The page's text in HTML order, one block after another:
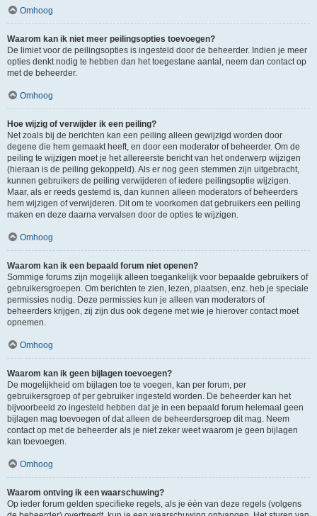
Omhoog
Waarom kan ik niet meer peilingsopties toevoegen?
De limiet voor de peilingsopties is ingesteld door de beheerder. Indien je meer
opties denkt nodig te hebben dan het toegestane aantal, neem dan contact op
met de beheerder.
Omhoog
Hoe wijzig of verwijder ik een peiling?
Net zoals bij de berichten kan een peiling alleen gewijzigd worden door
degene die hem gemaakt heeft, en door een moderator of beheerder. Om de
peiling te wijzigen moet je het allereerste bericht van het onderwerp wijzigen
(hieraan is de peiling gekoppeld). Als er nog geen stemmen zijn uitgebracht,
kunnen gebruikers de peiling verwijderen of iedere peilingsoptie wijzigen.
Maar, als er reeds gestemd is, dan kunnen alleen moderators of beheerders
hem wijzigen of verwijderen. Dit om te voorkomen dat gebruikers een peiling
maken en deze daarna vervalsen door de opties te wijzigen.
Omhoog
Waarom kan ik een bepaald forum niet openen?
Sommige forums zijn mogelijk alleen toegankelijk voor bepaalde gebruikers of
gebruikersgroepen. Om berichten te zien, lezen, plaatsen, enz. heb je speciale
permissies nodig. Deze permissies kun je alleen van moderators of
beheerders krijgen, zij zijn dus ook degene met wie je hierover contact moet
opnemen.
Omhoog
Waarom kan ik geen bijlagen toevoegen?
De mogelijkheid om bijlagen toe te voegen, kan per forum, per
gebruikersgroep of per gebruiker ingesteld worden. De beheerder kan het
bijvoorbeeld zo ingesteld hebben dat je in een bepaald forum helemaal geen
bijlagen mag toevoegen of dat alleen de beheerdersgroep dit mag. Neem
contact op met de beheerder als je niet zeker weet waarom je geen bijlagen
kan toevoegen.
Omhoog
Waarom ontving ik een waarschuwing?
Op ieder forum gelden specifieke regels, als je één van deze regels (volgens